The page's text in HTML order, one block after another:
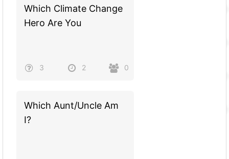
Which Climate Change
Hero Are You
3 2 0
Which Aunt/Uncle Am
I?